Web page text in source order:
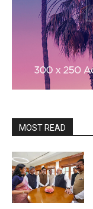
MOST READ